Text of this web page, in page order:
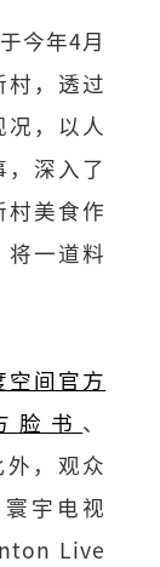
今年4月
，透过
，以人
深入了
美食作
将一道料
空间官方
脸书 、
外，观众
宇电视
Live